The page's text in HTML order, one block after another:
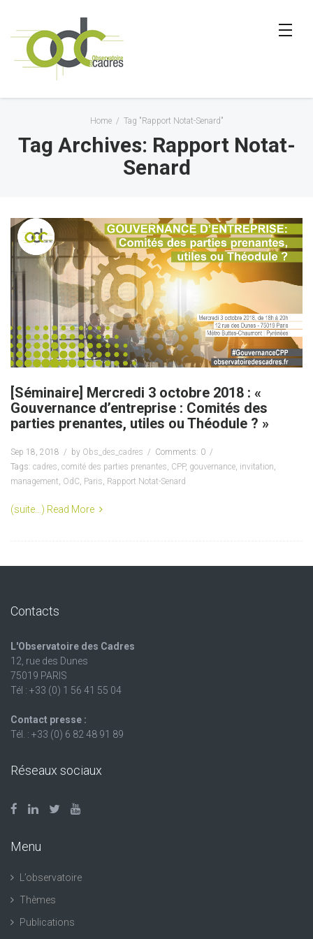
Home / Tag "Rapport Notat-Senard"
Tag Archives: Rapport Notat-
Senard
[Séminaire] Mercredi 3 octobre 2018 : «
Gouvernance d’entreprise : Comités des
parties prenantes, utiles ou Théodule ? »
Sep 18, 2018 by Obs_des_cadres
Comments: 0
Tags: cadres, comité des parties prenantes, CPP, gouvernance, invitation,
management, OdC, Paris, Rapport Notat-Senard
(suite…) Read More
Contacts
L'Observatoire des Cadres
12, rue des Dunes
75019 PARIS
Tél : +33 (0) 1 56 41 55 04
Contact presse :
Tél. : +33 (0) 6 82 48 91 89
Réseaux sociaux
Menu
L’observatoire
Thèmes
Publications